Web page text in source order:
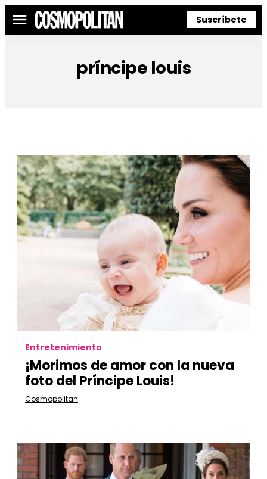
Menú Suscríbete
príncipe louis
Entretenimiento
¡Morimos de amor con la nueva
foto del Príncipe Louis!
Cosmopolitan